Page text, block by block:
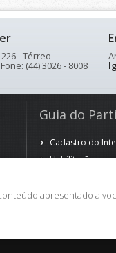
- Térreo
(44) 3026 - 8008
Guia do
Cadastro do
Habilitação
Observação
apresentado a